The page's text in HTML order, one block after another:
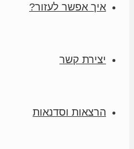
איך אפשר לעזור?
יצירת קשר
הרצאות וסדנאות